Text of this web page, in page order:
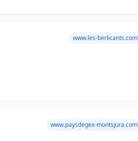
www.les-berlicants.com
www.paysdegex-montsjura.com